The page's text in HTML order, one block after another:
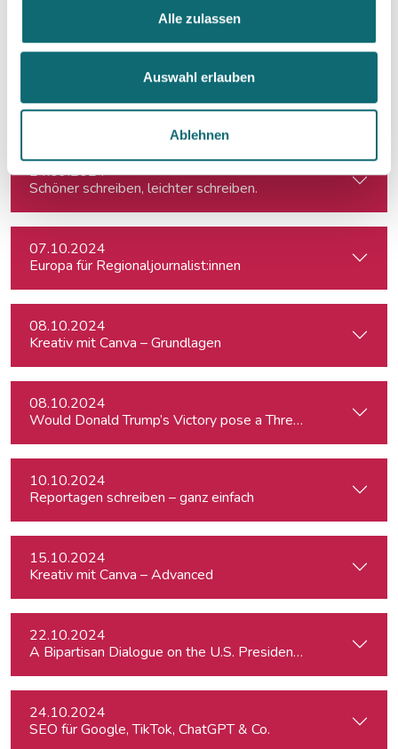
Alle zulassen
Auswahl erlauben
Ablehnen
Effiziente Recherche mit KI
24.09.2024
Schöner schreiben, leichter schreiben.
07.10.2024
Europa für Regionaljournalist:innen
08.10.2024
Kreativ mit Canva – Grundlagen
08.10.2024
Would Donald Trump’s Victory pose a Threat to Press
10.10.2024
Reportagen schreiben – ganz einfach
15.10.2024
Kreativ mit Canva – Advanced
22.10.2024
A Bipartisan Dialogue on the U.S. Presidential Elections:
24.10.2024
SEO für Google, TikTok, ChatGPT & Co.